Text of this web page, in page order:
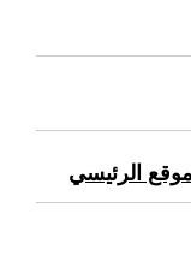
الرئيسي